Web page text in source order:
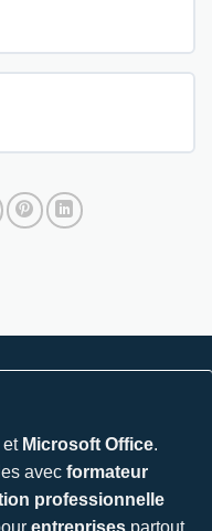
et Microsoft Office.
avec formateur
professionnelle
entreprises partout